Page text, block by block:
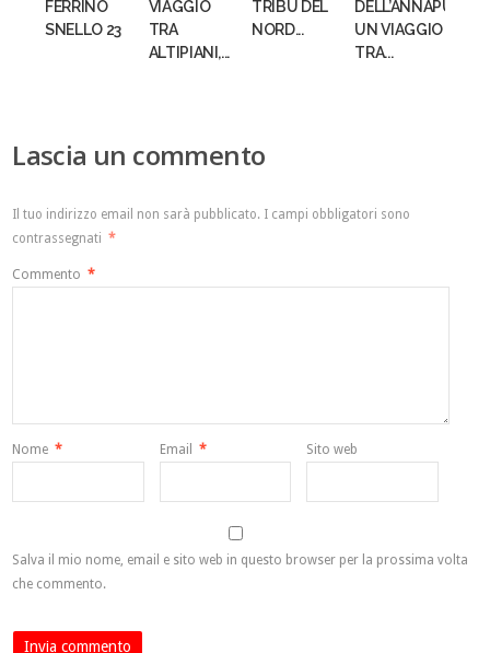
FERRINO
SNELLO 23
VIAGGIO
TRA
ALTIPIANI,...
TRIBÚ DEL
NORD...
DELL’ANNAPURNA:
UN VIAGGIO
TRA...
Lascia un commento
Il tuo indirizzo email non sarà pubblicato. I campi obbligatori sono
contrassegnati *
Commento *
Nome * Email * Sito web
Salva il mio nome, email e sito web in questo browser per la prossima volta
che commento.